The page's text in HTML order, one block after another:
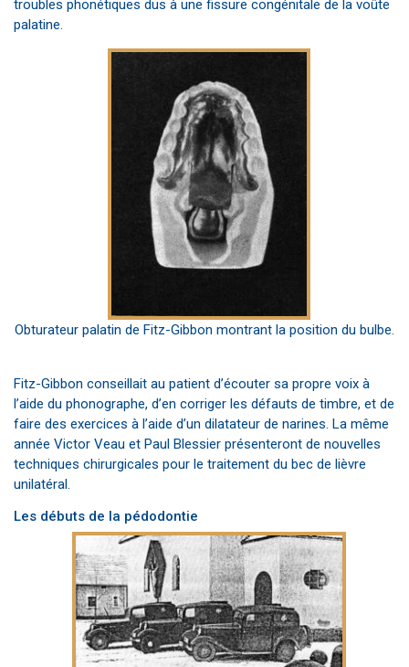
troubles phonétiques dus à une fissure congénitale de la voûte
palatine.
Obturateur palatin de Fitz-Gibbon montrant la position du bulbe.
Fitz-Gibbon conseillait au patient d’écouter sa propre voix à
l’aide du phonographe, d’en corriger les défauts de timbre, et de
faire des exercices à l’aide d’un dilatateur de narines. La même
année Victor Veau et Paul Blessier présenteront de nouvelles
techniques chirurgicales pour le traitement du bec de lièvre
unilatéral.
Les débuts de la pédodontie